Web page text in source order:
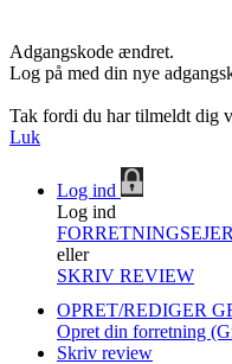
Adgangskode ændret.
Log på med din nye
Tak fordi du har tilmeldt dig
Luk
Log ind
Log ind
eller
SKRIV REVIEW
OPRET/REDIGER
Opret din forretning
Skriv review